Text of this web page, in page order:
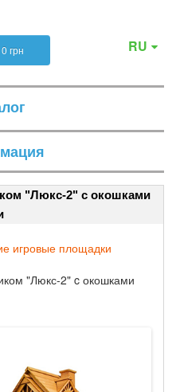
RU
грн
"Люкс-2" c окошками
игровые площадки
"Люкс-2" c окошками